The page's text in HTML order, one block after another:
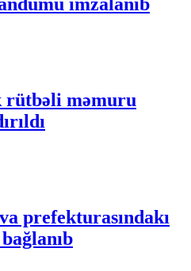
imzalanıb
rütbəli məmuru
prefekturasındakı